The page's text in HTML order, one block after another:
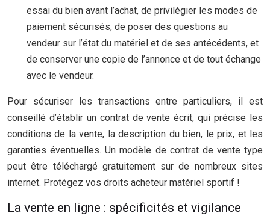
essai du bien avant l’achat, de privilégier les modes de
paiement sécurisés, de poser des questions au
vendeur sur l’état du matériel et de ses antécédents, et
de conserver une copie de l’annonce et de tout échange
avec le vendeur.
Pour sécuriser les transactions entre particuliers, il est
conseillé d’établir un contrat de vente écrit, qui précise les
conditions de la vente, la description du bien, le prix, et les
garanties éventuelles. Un modèle de contrat de vente type
peut être téléchargé gratuitement sur de nombreux sites
internet. Protégez vos droits acheteur matériel sportif !
La vente en ligne : spécificités et vigilance